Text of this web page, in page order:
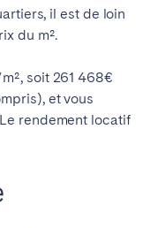
il est de loin
du m².
soit 261 468€
et vous
rendement locatif